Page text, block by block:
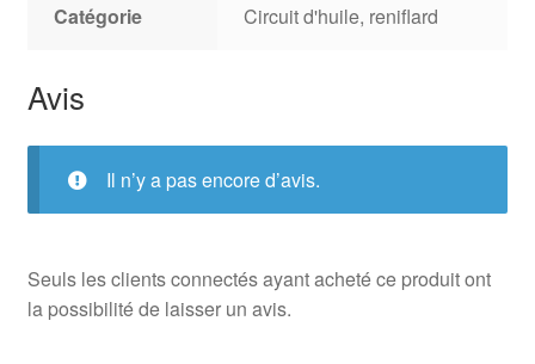
Catégorie Circuit d'huile, reniflard
Avis
Il n’y a pas encore d’avis.
Seuls les clients connectés ayant acheté ce produit ont
la possibilité de laisser un avis.